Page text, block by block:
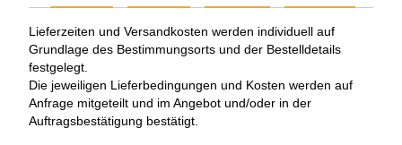
Lieferzeiten und Versandkosten werden individuell auf
Grundlage des Bestimmungsorts und der Bestelldetails
festgelegt.
Die jeweiligen Lieferbedingungen und Kosten werden auf
Anfrage mitgeteilt und im Angebot und/oder in der
Auftragsbestätigung bestätigt.